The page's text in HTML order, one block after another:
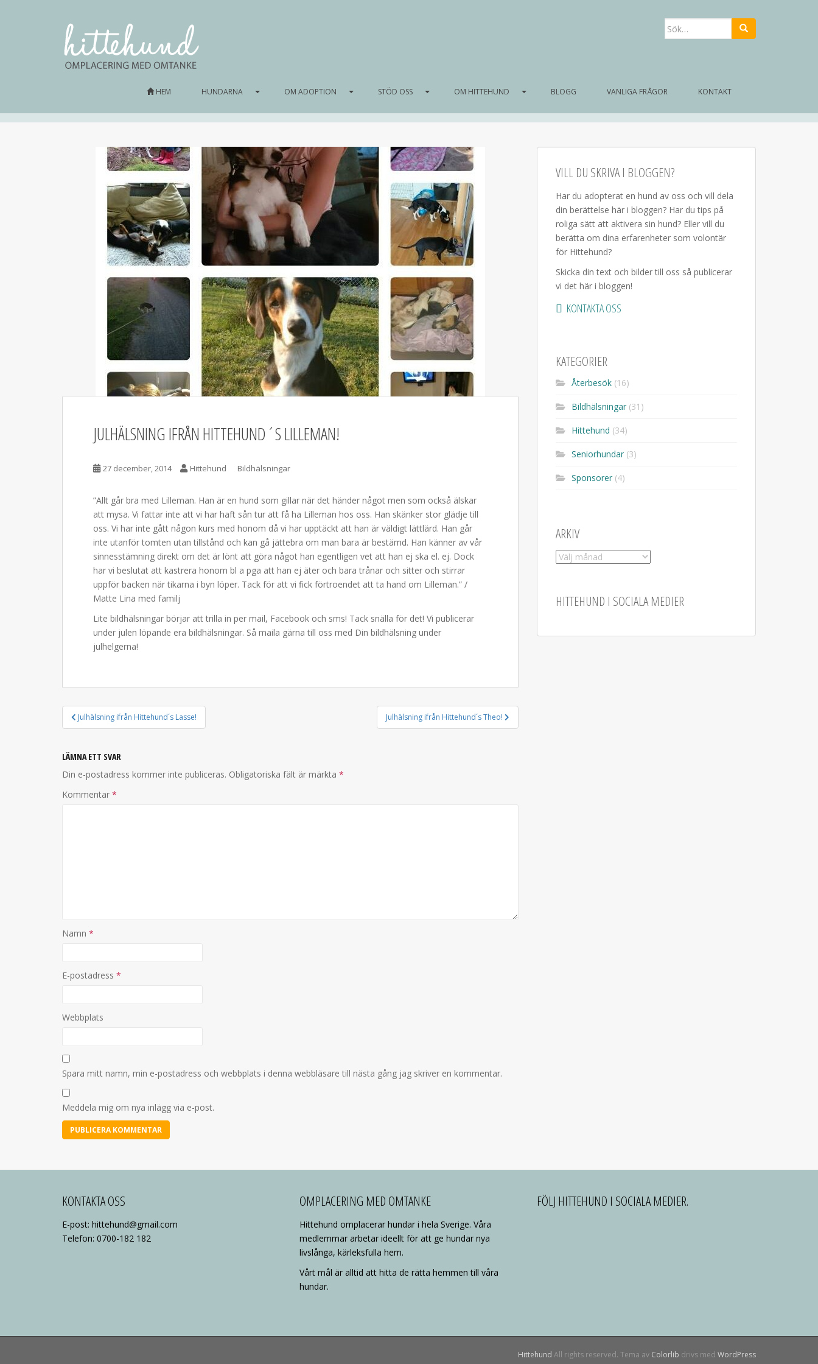
Sök
efter:
HEM HUNDARNA OM ADOPTION STÖD OSS OM HITTEHUND BLOGG VANLIGA FRÅGOR KONTAKT
JULHÄLSNING IFRÅN HITTEHUND´S LILLEMAN!
27 december, 2014 Hittehund Bildhälsningar
”Allt går bra med Lilleman. Han är en hund som gillar när det händer något men som också älskar
att mysa. Vi fattar inte att vi har haft sån tur att få ha Lilleman hos oss. Han skänker stor glädje till
oss. Vi har inte gått någon kurs med honom då vi har upptäckt att han är väldigt lättlärd. Han går
inte utanför tomten utan tillstånd och kan gå jättebra om man bara är bestämd. Han känner av vår
sinnesstämning direkt om det är lönt att göra något han egentligen vet att han ej ska el. ej. Dock
har vi beslutat att kastrera honom bl a pga att han ej äter och bara trånar och sitter och stirrar
uppför backen när tikarna i byn löper. Tack för att vi fick förtroendet att ta hand om Lilleman.” /
Matte Lina med familj
Lite bildhälsningar börjar att trilla in per mail, Facebook och sms! Tack snälla för det! Vi publicerar
under julen löpande era bildhälsningar. Så maila gärna till oss med Din bildhälsning under
julhelgerna!
INLÄGGSNAVIGERING
Julhälsning ifrån Hittehund´s Lasse! Julhälsning ifrån Hittehund´s Theo!
LÄMNA ETT SVAR
Din e-postadress kommer inte publiceras. Obligatoriska fält är märkta *
Kommentar *
Namn *
E-postadress *
Webbplats
Spara mitt namn, min e-postadress och webbplats i denna webbläsare till nästa gång jag skriver en kommentar.
Meddela mig om nya inlägg via e-post.
VILL DU SKRIVA I BLOGGEN?
Har du adopterat en hund av oss och vill dela
din berättelse här i bloggen? Har du tips på
roliga sätt att aktivera sin hund? Eller vill du
berätta om dina erfarenheter som volontär
för Hittehund?
Skicka din text och bilder till oss så publicerar
vi det här i bloggen!
KONTAKTA OSS
KATEGORIER
Återbesök (16)
Bildhälsningar (31)
Hittehund (34)
Seniorhundar (3)
Sponsorer (4)
ARKIV
Arkiv
HITTEHUND I SOCIALA MEDIER
KONTAKTA OSS
E-post: hittehund@gmail.com
Telefon: 0700-182 182
OMPLACERING MED OMTANKE
Hittehund omplacerar hundar i hela Sverige. Våra
medlemmar arbetar ideellt för att ge hundar nya
livslånga, kärleksfulla hem.
Vårt mål är alltid att hitta de rätta hemmen till våra
hundar.
FÖLJ HITTEHUND I SOCIALA MEDIER.
Hittehund All rights reserved. Tema av Colorlib drivs med WordPress